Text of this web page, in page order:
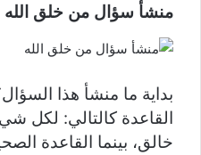
منشأ سؤال من خلق الله
بداية ما منشأ هذا
القاعدة كالتالي: لكل
خالق، بينما القاعدة